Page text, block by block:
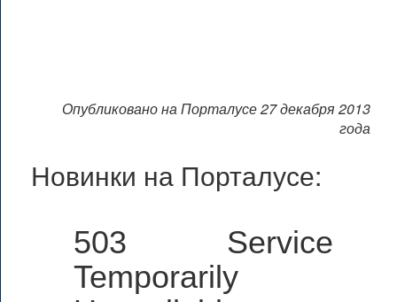
Опубликовано на Порталусе 27 декабря 2013
года
Новинки на Порталусе:
503 Service
Temporarily